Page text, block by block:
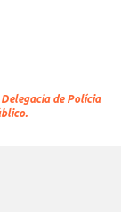
de Polícia